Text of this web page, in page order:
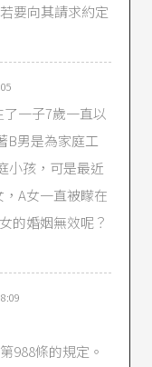
要向其請求約定
一子7歲一直以
B男是為家庭工
小孩，可是最近
A女一直被矇在
的婚姻無效呢？
988條的規定。